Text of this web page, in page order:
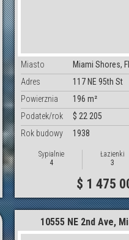
Miasto
Miami Shores,
Adres
117 NE 95th St
Powierznia
196 m²
Podatek/rok
$ 22 205
Rok budowy
1938
Sypialnie
4
Łazienki
3
$ 1 475
10555 NE 2nd Ave,